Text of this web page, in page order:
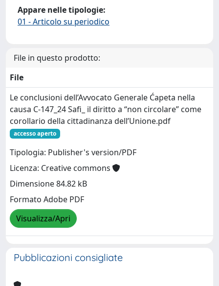
Appare nelle tipologie:
01 - Articolo su periodico
File in questo prodotto:
File
Le conclusioni dell’Avvocato Generale Ćapeta nella
causa C-147_24 Safi_ il diritto a “non circolare” come
corollario della cittadinanza dell’Unione.pdf
accesso aperto
Tipologia: Publisher's version/PDF
Licenza: Creative commons
Dimensione 84.82 kB
Formato Adobe PDF
Visualizza/Apri
Pubblicazioni consigliate